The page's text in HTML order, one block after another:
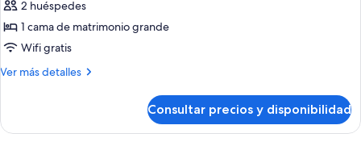
fotos
de
Suite
2 huéspedes
1 cama de matrimonio grande
Wifi gratis
Ver más detalles
Más
Consultar precios y disponibilidad